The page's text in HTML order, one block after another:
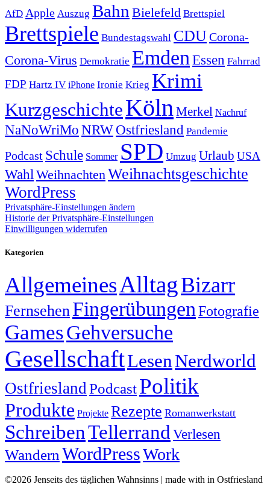
AfD Apple Auszug Bahn Bielefeld Brettspiel
Brettspiele Bundestagswahl CDUCorona-
Corona-Virus Demokratie Emden Essen Fahrrad
FDP Hartz IV iPhone Ironie Krieg Krimi
KurzgeschichteKöln Merkel Nachruf
NaNoWriMo NRWOstfriesland Pandemie
Podcast Schule Sommer SPD Umzug Urlaub USA
Wahl Weihnachten Weihnachtsgeschichte
WordPress
Privatsphäre-Einstellungen ändern
Historie der Privatsphäre-Einstellungen
Einwilligungen widerrufen
Kategorien
AllgemeinesAlltagBizarr
FernsehenFingerübungen Fotografie
GamesGehversuche
GesellschaftLesenNerdworld
OstfrieslandPodcastPolitik
Produkte Projekte Rezepte Romanwerkstatt
SchreibenTellerrand Verlesen
Wandern WordPressWork
©2026 Jenseits des täglichen Wahnsinns | made with in Ostfriesland